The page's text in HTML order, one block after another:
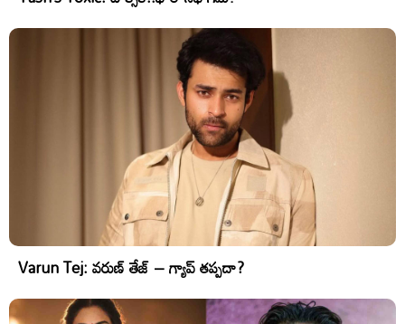
Varun Tej: వరుణ్ తేజ్ – గ్యాప్ తప్పదా?